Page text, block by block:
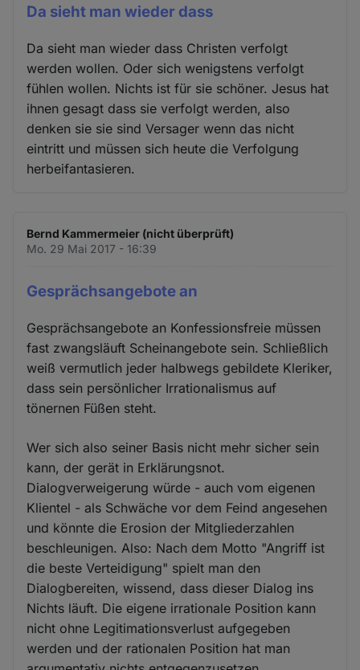
Da sieht man wieder dass
Da sieht man wieder dass Christen verfolgt
werden wollen. Oder sich wenigstens verfolgt
fühlen wollen. Nichts ist für sie schöner. Jesus hat
ihnen gesagt dass sie verfolgt werden, also
denken sie sie sind Versager wenn das nicht
eintritt und müssen sich heute die Verfolgung
herbeifantasieren.
Bernd Kammermeier (nicht überprüft)
Mo. 29 Mai 2017 - 16:39
Gesprächsangebote an
Gesprächsangebote an Konfessionsfreie müssen
fast zwangsläuft Scheinangebote sein. Schließlich
weiß vermutlich jeder halbwegs gebildete Kleriker,
dass sein persönlicher Irrationalismus auf
tönernen Füßen steht.
Wer sich also seiner Basis nicht mehr sicher sein
kann, der gerät in Erklärungsnot.
Dialogverweigerung würde - auch vom eigenen
Klientel - als Schwäche vor dem Feind angesehen
und könnte die Erosion der Mitgliederzahlen
beschleunigen. Also: Nach dem Motto "Angriff ist
die beste Verteidigung" spielt man den
Dialogbereiten, wissend, dass dieser Dialog ins
Nichts läuft. Die eigene irrationale Position kann
nicht ohne Legitimationsverlust aufgegeben
werden und der rationalen Position hat man